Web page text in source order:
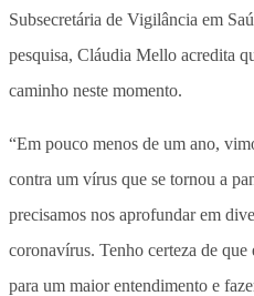
Subsecretária de Vigilância em
pesquisa, Cláudia Mello acredita
caminho neste momento.
“Em pouco menos de um ano,
contra um vírus que se tornou a
precisamos nos aprofundar em
coronavírus. Tenho certeza de
para um maior entendimento e